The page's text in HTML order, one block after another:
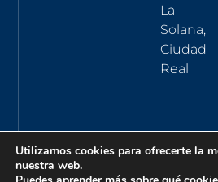
La
Solana,
Ciudad
Real
Utilizamos cookies para ofrecerte la
nuestra web.